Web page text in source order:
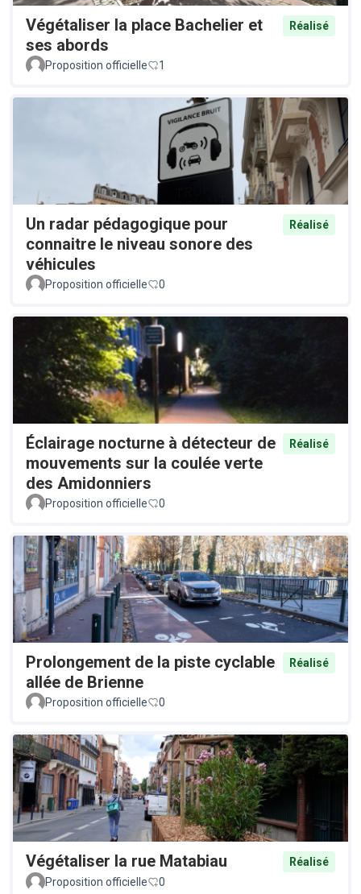
Végétaliser la place Bachelier et
ses abords
Réalisé
Proposition officielle 1
Un radar pédagogique pour
connaitre le niveau sonore des
véhicules
Réalisé
Proposition officielle 0
Éclairage nocturne à détecteur de
mouvements sur la coulée verte
des Amidonniers
Réalisé
Proposition officielle 0
Prolongement de la piste cyclable
allée de Brienne
Réalisé
Proposition officielle 0
Végétaliser la rue Matabiau
Réalisé
Proposition officielle
0